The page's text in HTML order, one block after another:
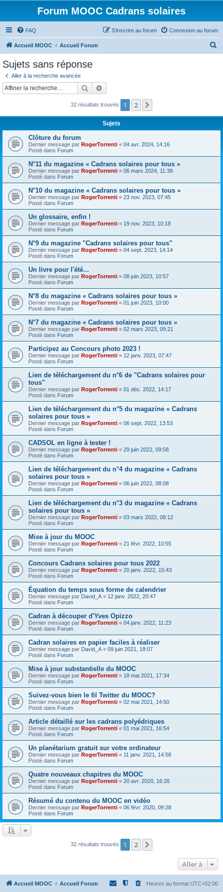
Forum MOOC Cadrans solaires
FAQ Connexion au forum
S’inscrire au forum
Accueil MOOC Accueil Forum
c
Sujets sans réponse
Aller à la recherche avancée
Rechercher
32 résultats trouvés 1 2
Sujets
Clôture du forum
Dernier message par RogerTorrenti « 04 avr. 2024, 14:16
Posté dans Forum
N°11 du magazine « Cadrans solaires pour tous »
Dernier message par RogerTorrenti « 06 mars 2024, 11:38
Posté dans Forum
N°10 du magazine « Cadrans solaires pour tous »
Dernier message par RogerTorrenti « 23 nov. 2023, 07:45
Posté dans Forum
Un glossaire, enfin !
Dernier message par RogerTorrenti « 19 nov. 2023, 10:18
Posté dans Forum
N°9 du magazine "Cadrans solaires pour tous"
Dernier message par RogerTorrenti « 04 sept. 2023, 14:14
Posté dans Forum
Un livre pour l'été...
Dernier message par RogerTorrenti « 08 juin 2023, 10:57
Posté dans Forum
N°8 du magazine « Cadrans solaires pour tous »
Dernier message par RogerTorrenti « 01 juin 2023, 10:00
Posté dans Forum
N°7 du magazine « Cadrans solaires pour tous »
Dernier message par RogerTorrenti « 02 mars 2023, 09:21
Posté dans Forum
Participez au Concours photo 2023 !
Dernier message par RogerTorrenti « 12 janv. 2023, 07:47
Posté dans Forum
Lien de téléchargement du n°6 de "Cadrans solaires pour
tous"
Dernier message par RogerTorrenti « 01 déc. 2022, 14:17
Posté dans Forum
Lien de téléchargement du n°5 du magazine « Cadrans
solaires pour tous »
Dernier message par RogerTorrenti « 06 sept. 2022, 13:53
Posté dans Forum
CADSOL en ligne à tester !
Dernier message par RogerTorrenti « 29 juin 2022, 09:58
Posté dans Forum
Lien de téléchargement du n°4 du magazine « Cadrans
solaires pour tous »
Dernier message par RogerTorrenti « 06 juin 2022, 08:08
Posté dans Forum
Lien de téléchargement du n°3 du magazine « Cadrans
solaires pour tous »
Dernier message par RogerTorrenti « 03 mars 2022, 08:12
Posté dans Forum
Mise à jour du MOOC
Dernier message par RogerTorrenti « 21 févr. 2022, 10:55
Posté dans Forum
Concours Cadrans solaires pour tous 2022
Dernier message par RogerTorrenti « 20 janv. 2022, 15:43
Posté dans Forum
Équation du temps sous forme de calendrier
Dernier message par David_A « 12 janv. 2022, 20:47
Posté dans Forum
Cadran à découper d'Yves Opizzo
Dernier message par RogerTorrenti « 04 janv. 2022, 11:23
Posté dans Forum
Cadran solaires en papier faciles à réaliser
Dernier message par David_A « 09 juin 2021, 18:07
Posté dans Forum
Mise à jour substantielle du MOOC
Dernier message par RogerTorrenti « 18 mai 2021, 17:34
Posté dans Forum
Suivez-vous bien le fil Twitter du MOOC?
Dernier message par RogerTorrenti « 02 mai 2021, 14:50
Posté dans Forum
Article détaillé sur les cadrans polyédriques
Dernier message par RogerTorrenti « 01 mai 2021, 16:54
Posté dans Forum
Un planétarium gratuit sur votre ordinateur
Dernier message par RogerTorrenti « 11 janv. 2021, 14:58
Posté dans Forum
Quatre nouveaux chapitres du MOOC
Dernier message par RogerTorrenti « 20 avr. 2020, 16:26
Posté dans Forum
Résumé du contenu du MOOC en vidéo
Dernier message par RogerTorrenti « 06 févr. 2020, 09:28
Posté dans Forum
32 résultats trouvés 1 2
Aller à
Accueil MOOC Accueil Forum Heures au format UTC+02:00